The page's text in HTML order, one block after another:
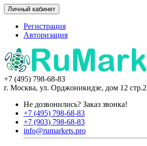
Личный кабинет
Регистрация
Авторизация
+7 (495) 798-68-83
г. Москва, ул. Орджоникидзе, дом 12 стр.2
Не дозвонились? Заказ звонка!
+7 (495) 798-68-83
+7 (903) 798-68-83
info@rumarkets.pro